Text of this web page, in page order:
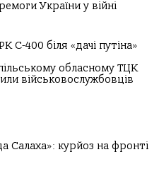
України у війні
С-400 біля «дачі путіна»
обласному ТЦК
військовослужбовців
Салаха»: курйоз на фронті